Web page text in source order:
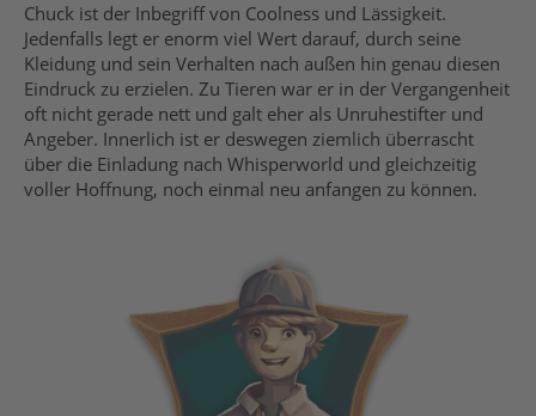
Chuck ist der Inbegriff von Coolness und Lässigkeit.
Jedenfalls legt er enorm viel Wert darauf, durch seine
Kleidung und sein Verhalten nach außen hin genau diesen
Eindruck zu erzielen. Zu Tieren war er in der Vergangenheit
oft nicht gerade nett und galt eher als Unruhestifter und
Angeber. Innerlich ist er deswegen ziemlich überrascht
über die Einladung nach Whisperworld und gleichzeitig
voller Hoffnung, noch einmal neu anfangen zu können.